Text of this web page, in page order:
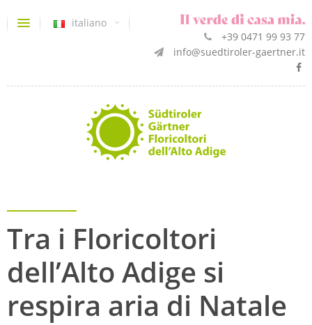
italiano
+39 0471 99 93 77
info@suedtiroler-gaertner.it
Tra i Floricoltori
dell’Alto Adige si
respira aria di Natale